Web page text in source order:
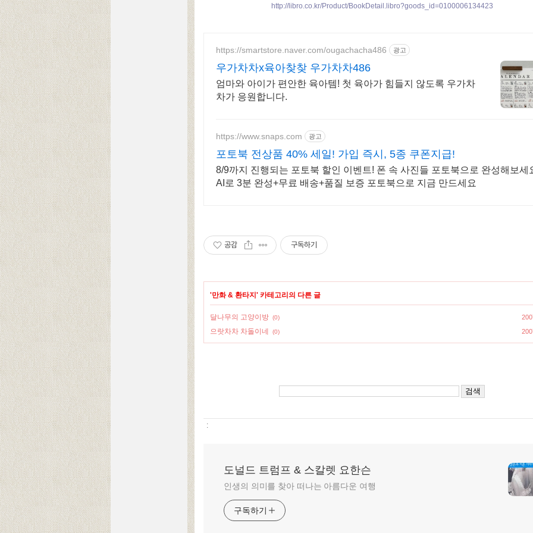
http://libro.co.kr/Product/BookDetail.libro?goods_id=0100006134423
https://smartstore.naver.com/ougachacha486 광고
우가차차x육아찾찾 우가차차486
엄마와 아이가 편안한 육아템! 첫 육아가 힘들지 않도록 우가차
차가 응원합니다.
https://www.snaps.com 광고
포토북 전상품 40% 세일! 가입 즉시, 5종 쿠폰지급!
8/9까지 진행되는 포토북 할인 이벤트! 폰 속 사진들 포토북으로 완성해보세
AI로 3분 완성+무료 배송+품질 보증 포토북으로 지금 만드세요
공감 구독하기
'만화 & 환타지 ' 카테고리의 다른 글
달나무의 고양이방 (0)
으랏차차 차돌이네 (0)
:
도널드 트럼프 & 스칼렛 요한슨
인생의 의미를 찾아 떠나는 아름다운 여행
구독하기